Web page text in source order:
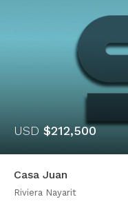
USD $212,500
Casa Juan
Riviera Nayarit